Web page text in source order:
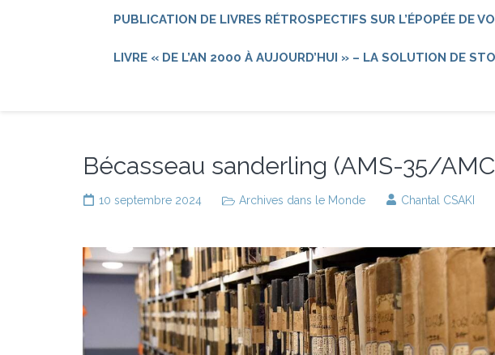
PUBLICATION DE LIVRES RÉTROSPECTIFS SUR L’ÉPOPÉE DE
LIVRE « DE L’AN 2000 À AUJOURD’HUI » – LA SOLUTION DE
Bécasseau sanderling (AMS-35/
10 septembre 2024 Archives dans le Monde Chantal CSAKI